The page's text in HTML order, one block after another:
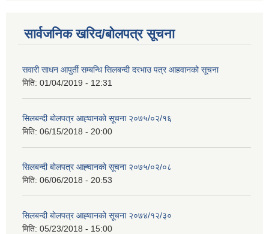
सार्वजनिक खरिद/बोलपत्र सूचना
सवारी साधन आपुर्ती सम्बन्धि सिलबन्दी दरभाउ पत्र आहवानको सूचना
मिति: 01/04/2019 - 12:31
सिलबन्दी बोलपत्र आह्‍वानको सूचना २०७५/०२/१६
मिति: 06/15/2018 - 20:00
सिलबन्दी बोलपत्र आह्‍वानको सूचना २०७५/०२/०८
मिति: 06/06/2018 - 20:53
सिलबन्दी बोलपत्र आह्‍वानको सूचना २०७४/१२/३०
मिति: 05/23/2018 - 15:00